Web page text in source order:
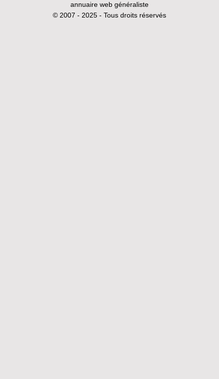
annuaire web généraliste
© 2007 - 2025 - Tous droits réservés